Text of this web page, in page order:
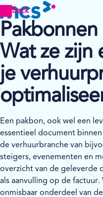
Back
Wat ze zijn
je
Een pakbon, ook wel een
essentieel document
de verhuurbranche van
steigers, evenementen en
overzicht van de geleverde
als aanvulling op de
onmisbaar onderdeel van